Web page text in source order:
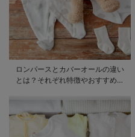
ロンパースとカバーオールの違い
とは？それぞれ特徴やおすすめ商